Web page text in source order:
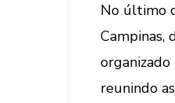
No último
Campinas,
organizado
reunindo